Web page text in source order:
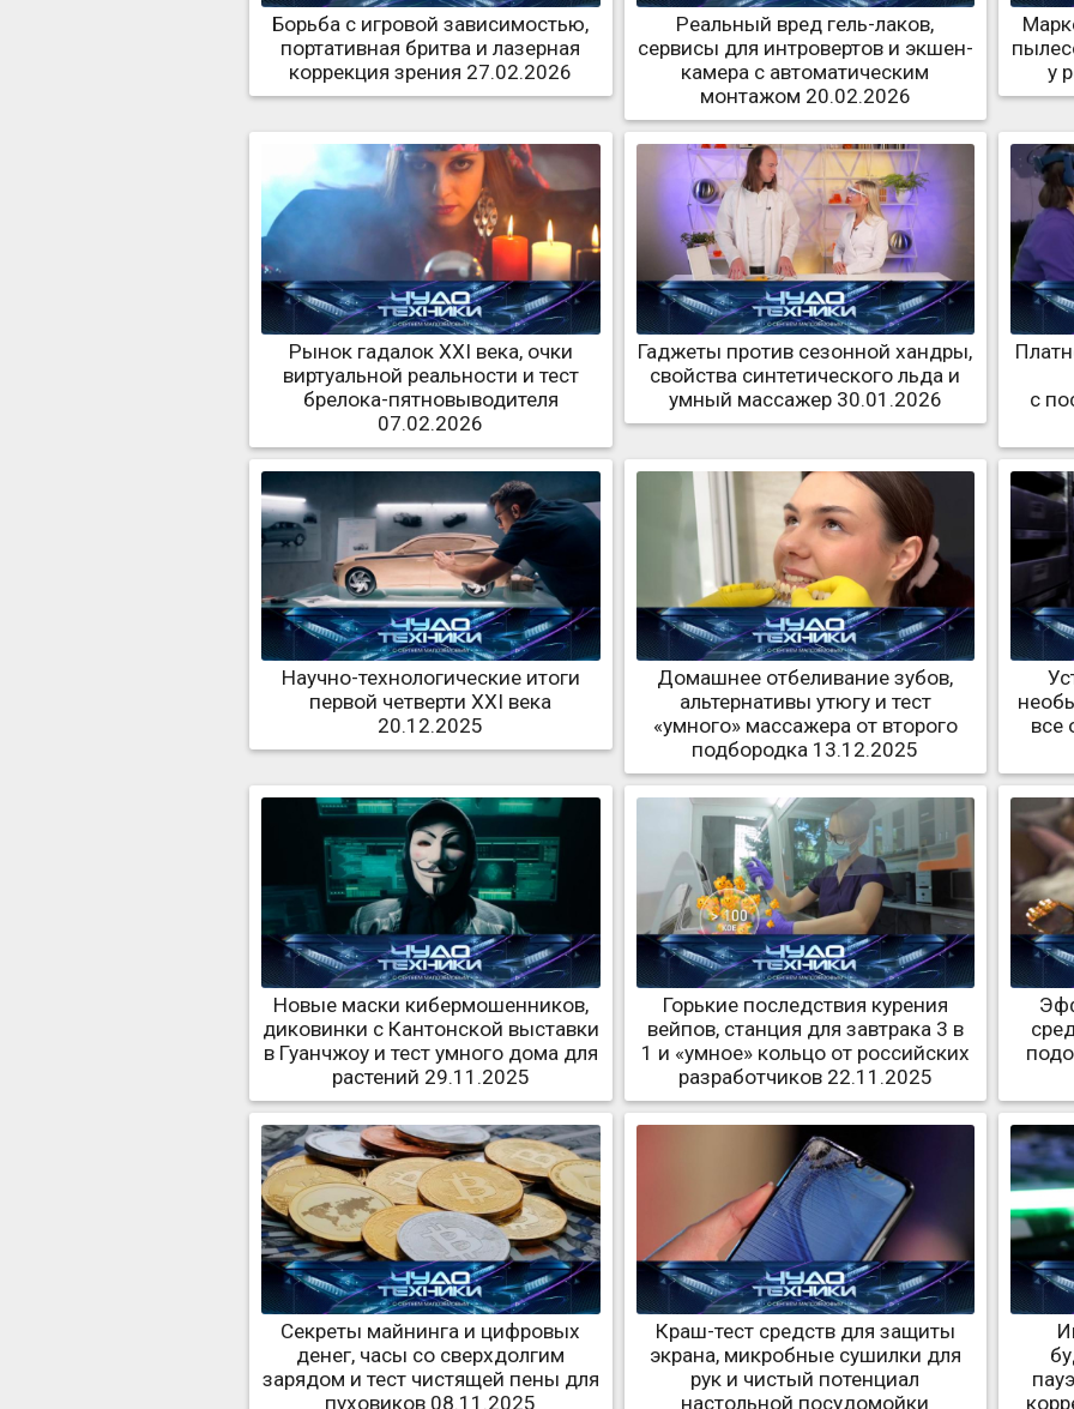
Борьба с игровой зависимостью,
портативная бритва и лазерная
коррекция зрения 27.02.2026
Реальный вред гель-лаков,
сервисы для интровертов и экшен-
камера с автоматическим
монтажом 20.02.2026
у
Рынок гадалок XXI века, очки
виртуальной реальности и тест
брелока-пятновыводителя
07.02.2026
Гаджеты против сезонной хандры,
свойства синтетического льда и
умный массажер 30.01.2026
с
Научно-технологические итоги
первой четверти XXI века
20.12.2025
Домашнее отбеливание зубов,
альтернативы утюгу и тест
«умного» массажера от второго
подбородка 13.12.2025
все
Новые маски кибермошенников,
диковинки с Кантонской выставки
в Гуанчжоу и тест умного дома для
растений 29.11.2025
Горькие последствия курения
вейпов, станция для завтрака 3 в
1 и «умное» кольцо от российских
разработчиков 22.11.2025
Секреты майнинга и цифровых
денег, часы со сверхдолгим
зарядом и тест чистящей пены для
пуховиков 08.11.2025
Краш-тест средств для защиты
экрана, микробные сушилки для
рук и чистый потенциал
настольной посудомойки